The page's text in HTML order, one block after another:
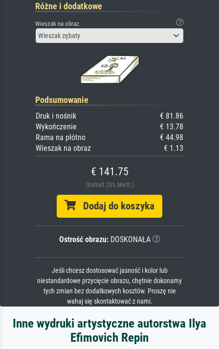
Różne i dodatkowe
Wieszak na obraz
Wieszak zębaty
Podsumowanie
Druk i nośnik
€ 81.86
Wykończenie
€ 13.78
Rama na płótno
€ 44.98
Wieszak na obraz
€ 1.13
€ 141.75
(Enthält 23% MwSt.)
Dodaj do koszyka
Ostrość obrazu:DOSKONAŁA
Jeśli chcesz dostosować jasność i kolor lub
niestandardowe przycięcie obrazu, chętnie dokonamy
tych zmian bez dodatkowych kosztów. Proszę nie
wahaj się skontaktować z nami.
Inne wydruki artystyczne autorstwa Ilya
Efimovich Repin